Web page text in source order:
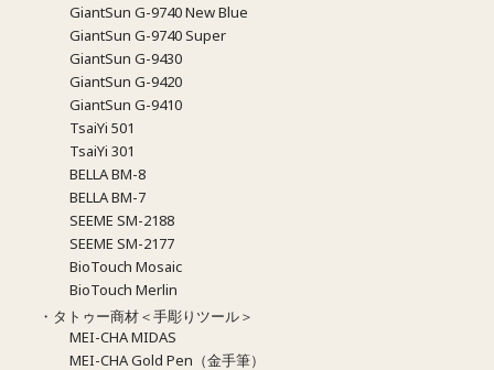
GiantSun G-9740 New Blue
GiantSun G-9740 Super
GiantSun G-9430
GiantSun G-9420
GiantSun G-9410
TsaiYi 501
TsaiYi 301
BELLA BM-8
BELLA BM-7
SEEME SM-2188
SEEME SM-2177
BioTouch Mosaic
BioTouch Merlin
・タトゥー商材＜手彫りツール＞
MEI-CHA MIDAS
MEI-CHA Gold Pen（金手筆）